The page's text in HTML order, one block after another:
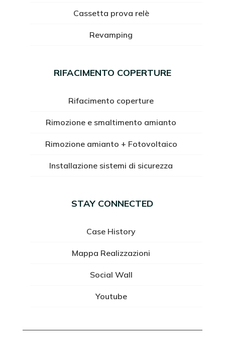
Cassetta prova relè
Revamping
RIFACIMENTO COPERTURE
Rifacimento coperture
Rimozione e smaltimento amianto
Rimozione amianto + Fotovoltaico
Installazione sistemi di sicurezza
STAY CONNECTED
Case History
Mappa Realizzazioni
Social Wall
Youtube